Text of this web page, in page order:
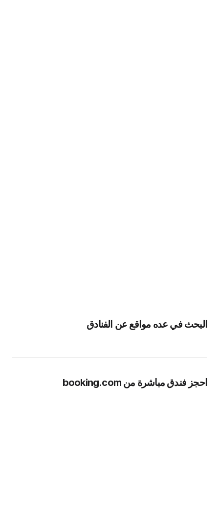
البحث في عده مواقع عن الفنادق
احجز فندق مباشرة من booking.com